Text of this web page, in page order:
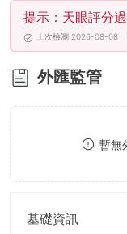
5
6
7
8
9
8
9
提示：天眼評分
上次檢測 2026-08-08
外匯監管
暫無
基礎資訊